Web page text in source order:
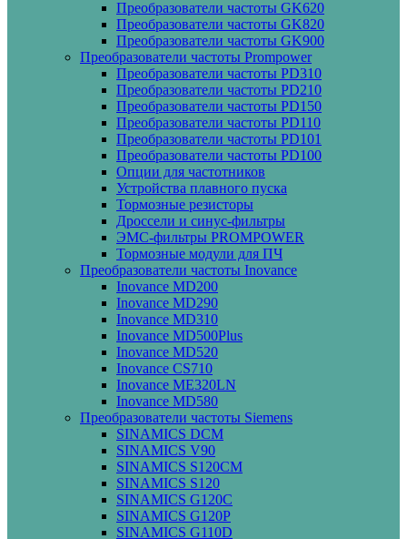
Преобразователи частоты GK620
Преобразователи частоты GK820
Преобразователи частоты GK900
Преобразователи частоты Prompower
Преобразователи частоты PD310
Преобразователи частоты PD210
Преобразователи частоты PD150
Преобразователи частоты PD110
Преобразователи частоты PD101
Преобразователи частоты PD100
Опции для частотников
Устройства плавного пуска
Тормозные резисторы
Дроссели и синус-фильтры
ЭМС-фильтры PROMPOWER
Тормозные модули для ПЧ
Преобразователи частоты Inovance
Inovance MD200
Inovance MD290
Inovance MD310
Inovance MD500Plus
Inovance MD520
Inovance CS710
Inovance ME320LN
Inovance MD580
Преобразователи частоты Siemens
SINAMICS DCM
SINAMICS V90
SINAMICS S120CM
SINAMICS S120
SINAMICS G120C
SINAMICS G120P
SINAMICS G110D